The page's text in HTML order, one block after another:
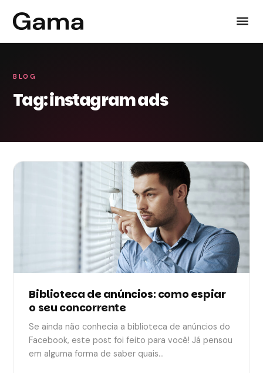
BLOG
Tag: instagram ads
Biblioteca de anúncios: como espiar
o seu concorrente
Se ainda não conhecia a biblioteca de anúncios do
Facebook, este post foi feito para você! Já pensou
em alguma forma de saber quais…